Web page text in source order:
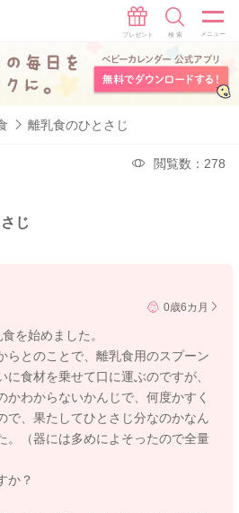
離乳食のひとさじ
閲覧数：278
じ
0歳6カ月
を始めました。
らとのことで、離乳食用のスプーン
食材を乗せて口に運ぶのですが、
かわからないかんじで、何度かすく
で、果たしてひとさじ分なのかなん
。（器には多めによそったので全量
か？